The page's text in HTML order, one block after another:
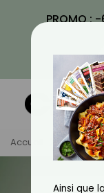
PROMO :
Accueil Tag
Ainsi que